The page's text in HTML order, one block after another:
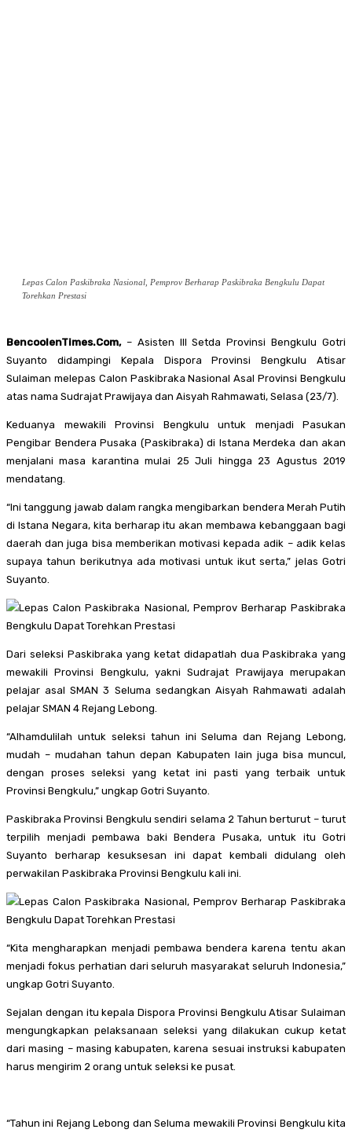
Lepas Calon Paskibraka Nasional, Pemprov Berharap Paskibraka Bengkulu Dapat
Torehkan Prestasi
BencoolenTimes.Com,– Asisten III Setda Provinsi Bengkulu Gotri
Suyanto didampingi Kepala Dispora Provinsi Bengkulu Atisar
Sulaiman melepas Calon Paskibraka Nasional Asal Provinsi Bengkulu
atas nama Sudrajat Prawijaya dan Aisyah Rahmawati, Selasa (23/7).
Keduanya mewakili Provinsi Bengkulu untuk menjadi Pasukan
Pengibar Bendera Pusaka (Paskibraka) di Istana Merdeka dan akan
menjalani masa karantina mulai 25 Juli hingga 23 Agustus 2019
mendatang.
“Ini tanggung jawab dalam rangka mengibarkan bendera Merah Putih
di Istana Negara, kita berharap itu akan membawa kebanggaan bagi
daerah dan juga bisa memberikan motivasi kepada adik – adik kelas
supaya tahun berikutnya ada motivasi untuk ikut serta,” jelas Gotri
Suyanto.
Dari seleksi Paskibraka yang ketat didapatlah dua Paskibraka yang
mewakili Provinsi Bengkulu, yakni Sudrajat Prawijaya merupakan
pelajar asal SMAN 3 Seluma sedangkan Aisyah Rahmawati adalah
pelajar SMAN 4 Rejang Lebong.
“Alhamdulilah untuk seleksi tahun ini Seluma dan Rejang Lebong,
mudah – mudahan tahun depan Kabupaten lain juga bisa muncul,
dengan proses seleksi yang ketat ini pasti yang terbaik untuk
Provinsi Bengkulu,” ungkap Gotri Suyanto.
Paskibraka Provinsi Bengkulu sendiri selama 2 Tahun berturut – turut
terpilih menjadi pembawa baki Bendera Pusaka, untuk itu Gotri
Suyanto berharap kesuksesan ini dapat kembali didulang oleh
perwakilan Paskibraka Provinsi Bengkulu kali ini.
“Kita mengharapkan menjadi pembawa bendera karena tentu akan
menjadi fokus perhatian dari seluruh masyarakat seluruh Indonesia,”
ungkap Gotri Suyanto.
Sejalan dengan itu kepala Dispora Provinsi Bengkulu Atisar Sulaiman
mengungkapkan pelaksanaan seleksi yang dilakukan cukup ketat
dari masing – masing kabupaten, karena sesuai instruksi kabupaten
harus mengirim 2 orang untuk seleksi ke pusat.
“Tahun ini Rejang Lebong dan Seluma mewakili Provinsi Bengkulu kita